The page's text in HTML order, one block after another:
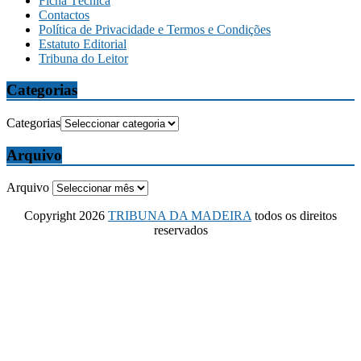
Contactos
Política de Privacidade e Termos e Condições
Estatuto Editorial
Tribuna do Leitor
Categorias
Categorias
Arquivo
Arquivo
Copyright 2026 TRIBUNA DA MADEIRA todos os direitos
reservados